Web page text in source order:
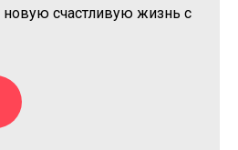
новую счастливую жизнь с